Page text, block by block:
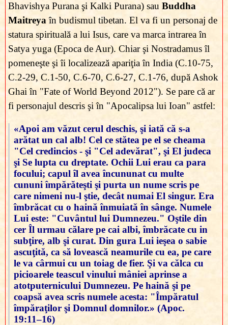
Bhavishya Purana şi Kalki Purana) sau Buddha
Maitreyaîn budismul tibetan. El va fi un personaj de
statura spirituală a lui Isus, care va marca intrarea în
Satya yuga (Epoca de Aur). Chiar şi Nostradamus îl
pomeneşte şi îi localizează apariţia în India (C.10-75,
C.2-29, C.1-50, C.6-70, C.6-27, C.1-76, după Ashok
Ghai în "Fate of World Beyond 2012"). Se pare că ar
fi personajul descris şi în "Apocalipsa lui Ioan" astfel:
«Apoi am văzut cerul deschis, şi iată că s-a
arătat un cal alb! Cel ce stătea pe el se cheama
"Cel credincios - şi "Cel adevărat", şi El judeca
şi Se lupta cu dreptate. Ochii Lui erau ca para
focului; capul îl avea încununat cu multe
cununi împărăteşti şi purta un nume scris pe
care nimeni nu-l ştie, decât numai El singur. Era
îmbrăcat cu o haină înmuiată în sânge. Numele
Lui este: "Cuvântul lui Dumnezeu." Oştile din
cer Îl urmau călare pe cai albi, îmbrăcate cu in
subţire, alb şi curat. Din gura Lui ieşea o sabie
ascuţită, ca să lovească neamurile cu ea, pe care
le va cârmui cu un toiag de fier. Şi va călca cu
picioarele teascul vinului mâniei aprinse a
atotputernicului Dumnezeu. Pe haină şi pe
coapsă avea scris numele acesta: "Împăratul
împăraţilor şi Domnul domnilor.» (Apoc.
19:11–16)